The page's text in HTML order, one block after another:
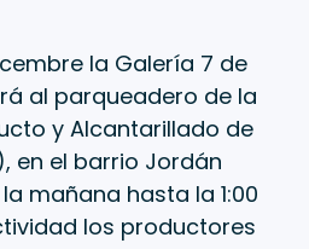
la Galería 7 de
al parqueadero de la
y Alcantarillado de
en el barrio Jordán
mañana hasta la 1:00
los productores